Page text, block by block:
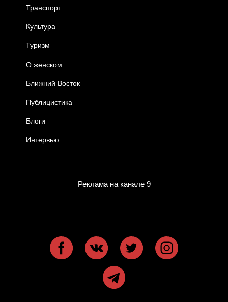
Транспорт
Культура
Туризм
О женском
Ближний Восток
Публицистика
Блоги
Интервью
Реклама на канале 9